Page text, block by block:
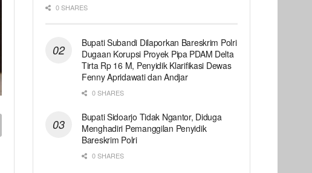
0 SHARES
Bupati Subandi Dilaporkan Bareskrim Polri
Dugaan Korupsi Proyek Pipa PDAM Delta
Tirta Rp 16 M, Penyidik Klarifikasi Dewas
Fenny Apridawati dan Andjar
0 SHARES
Bupati Sidoarjo Tidak Ngantor, Diduga
Menghadiri Pemanggilan Penyidik
Bareskrim Polri
0 SHARES